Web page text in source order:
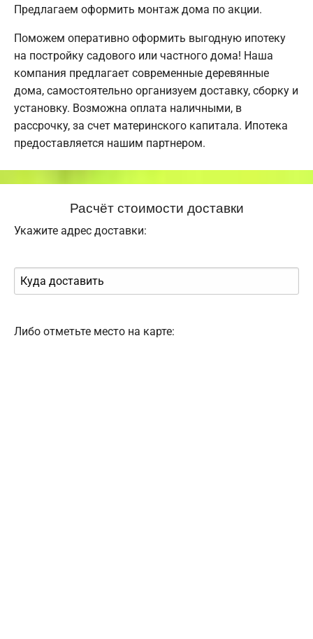
Предлагаем оформить монтаж дома по акции.
Поможем оперативно оформить выгодную ипотеку
на постройку садового или частного дома! Наша
компания предлагает современные деревянные
дома, самостоятельно организуем доставку, сборку и
установку. Возможна оплата наличными, в
рассрочку, за счет материнского капитала. Ипотека
предоставляется нашим партнером.
Расчёт стоимости доставки
Укажите адрес доставки:
Либо отметьте место на карте: